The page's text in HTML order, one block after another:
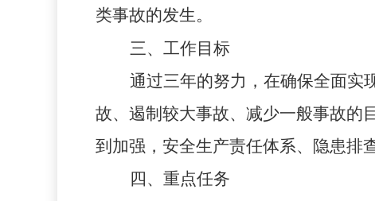
类事故的发生。
三、工作目标
通过三年的努力，在确保全面实
故、遏制较大事故、减少一般事故的
到加强，安全生产责任体系、隐患排
四、重点任务